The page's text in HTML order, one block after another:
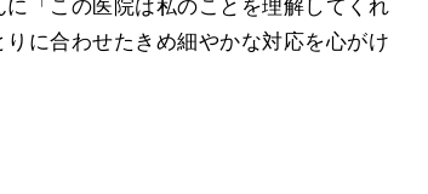
「この医院は私のことを理解してくれ
に合わせたきめ細やかな対応を心がけ